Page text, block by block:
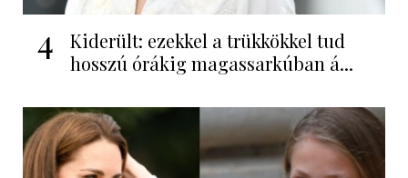
4
Kiderült: ezekkel a trükkökkel tud
hosszú órákig magassarkúban á...